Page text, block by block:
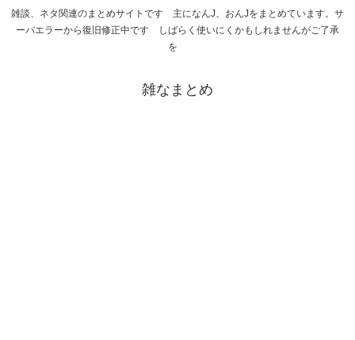
雑談、ネタ関連のまとめサイトです 主になんJ、おんJをまとめています。サ
ーバエラーから復旧修正中です しばらく使いにくかもしれませんがご了承
を
雑なまとめ